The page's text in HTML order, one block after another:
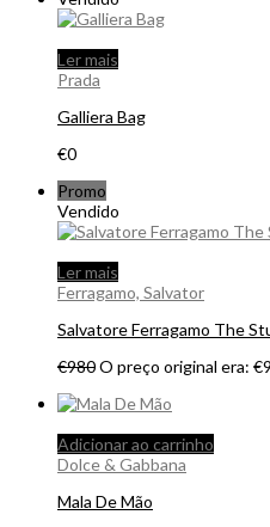
Ler mais
Prada
Galliera Bag
€0
Promo
Vendido
Ler mais
Ferragamo, Salvator
Salvatore Ferragamo The
€980O preço original era:
Adicionar ao carrinho
Dolce & Gabbana
Mala De Mão